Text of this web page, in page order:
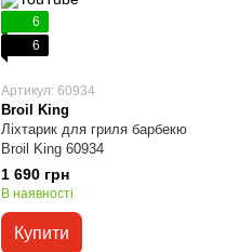
6
6
Артикул: 60934
Broil King
Ліхтарик для гриля барбекю
Broil King 60934
1 690 грн
В наявності
Купити